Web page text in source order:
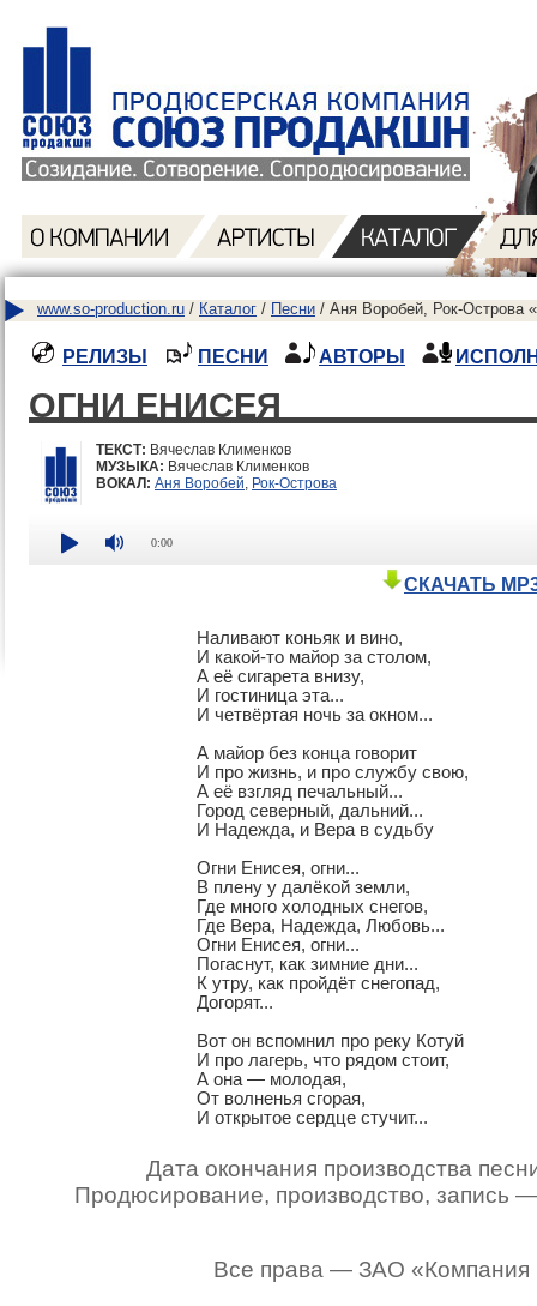
www.so-production.ru / Каталог / Песни / Аня Воробей, Рок-Острова
РЕЛИЗЫ ПЕСНИ АВТОРЫ
ОГНИ ЕНИСЕЯ
ТЕКСТ: Вячеслав Клименков
МУЗЫКА: Вячеслав Клименков
ВОКАЛ: Аня Воробей Рок-Острова
0:00
СКАЧАТЬ
Наливают коньяк и вино,
И какой-то майор за столом,
А её сигарета внизу,
И гостиница эта...
И четвёртая ночь за окном...
А майор без конца говорит
И про жизнь, и про службу свою,
А её взгляд печальный...
Город северный, дальний...
И Надежда, и Вера в судьбу
Огни Енисея, огни...
В плену у далёкой земли,
Где много холодных снегов,
Где Вера, Надежда, Любовь...
Огни Енисея, огни...
Погаснут, как зимние дни...
К утру, как пройдёт снегопад,
Догорят...
Вот он вспомнил про реку Котуй
И про лагерь, что рядом стоит,
А она — молодая,
От волненья сгорая,
И открытое сердце стучит...
Дата окончания производства
Продюсирование, производство, запись
Все права — ЗАО